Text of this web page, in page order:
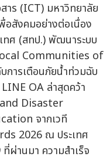
าร (ICT) มหาวิทยาลัย
อสังคมอย่างต่อเนื่อง
ทศ (สทป.) พัฒนาระบบ
Communities of
ารเตือนภัยน้ำท่วมฉับ
OA ล่าสุดคว้า
Disaster
จากเวที
2026 ณ ประเทศ
ผ่านมา ความสำเร็จ